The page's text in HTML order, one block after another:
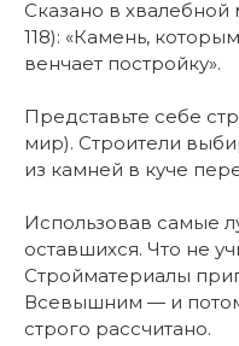
Сказано в хвалебной
118): «Камень,
венчает постройку».
Представьте себе
мир). Строители
из камней в куче
Использовав самые
оставшихся. Что не
Стройматериалы
Всевышним — и
строго рассчитано.